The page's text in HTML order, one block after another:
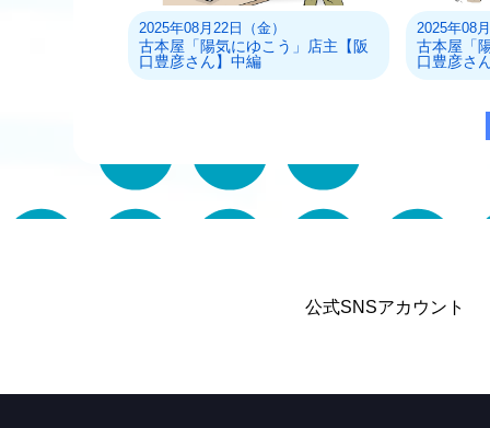
2025年08月22日（金）
古本屋「陽気にゆこう」店主【阪
口豊彦さん】中編
2025年08
古本屋「
口豊彦さ
公式SNSアカウント